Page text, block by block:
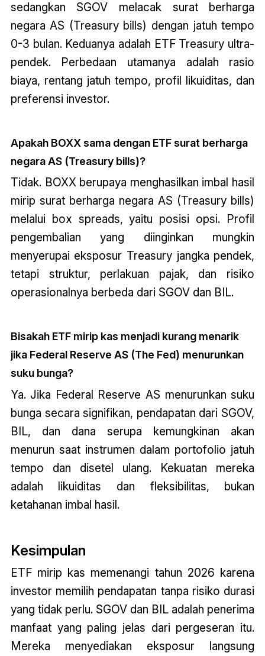
sedangkan SGOV melacak surat berharga
negara AS (Treasury bills) dengan jatuh tempo
0-3 bulan. Keduanya adalah ETF Treasury ultra-
pendek. Perbedaan utamanya adalah rasio
biaya, rentang jatuh tempo, profil likuiditas, dan
preferensi investor.
Apakah BOXX sama dengan ETF surat berharga
negara AS (Treasury bills)?
Tidak. BOXX berupaya menghasilkan imbal hasil
mirip surat berharga negara AS (Treasury bills)
melalui box spreads, yaitu posisi opsi. Profil
pengembalian yang diinginkan mungkin
menyerupai eksposur Treasury jangka pendek,
tetapi struktur, perlakuan pajak, dan risiko
operasionalnya berbeda dari SGOV dan BIL.
Bisakah ETF mirip kas menjadi kurang menarik
jika Federal Reserve AS (The Fed) menurunkan
suku bunga?
Ya. Jika Federal Reserve AS menurunkan suku
bunga secara signifikan, pendapatan dari SGOV,
BIL, dan dana serupa kemungkinan akan
menurun saat instrumen dalam portofolio jatuh
tempo dan disetel ulang. Kekuatan mereka
adalah likuiditas dan fleksibilitas, bukan
ketahanan imbal hasil.
Kesimpulan
ETF mirip kas memenangi tahun 2026 karena
investor memilih pendapatan tanpa risiko durasi
yang tidak perlu. SGOV dan BIL adalah penerima
manfaat yang paling jelas dari pergeseran itu.
Mereka menyediakan eksposur langsung